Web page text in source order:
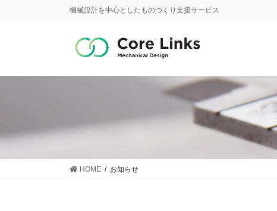
に
ョ
動
機械設計を中心としたものづくり支援サービス
HOME お知らせ